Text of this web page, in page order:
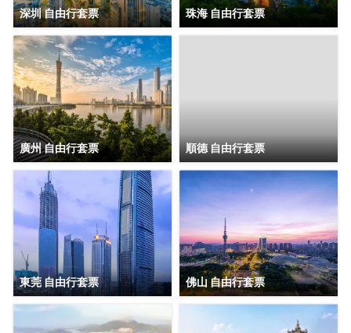
深圳 自由行套票 珠海 自由行套票
廣州 自由行套票 順德 自由行套票
東莞 自由行套票 佛山 自由行套票